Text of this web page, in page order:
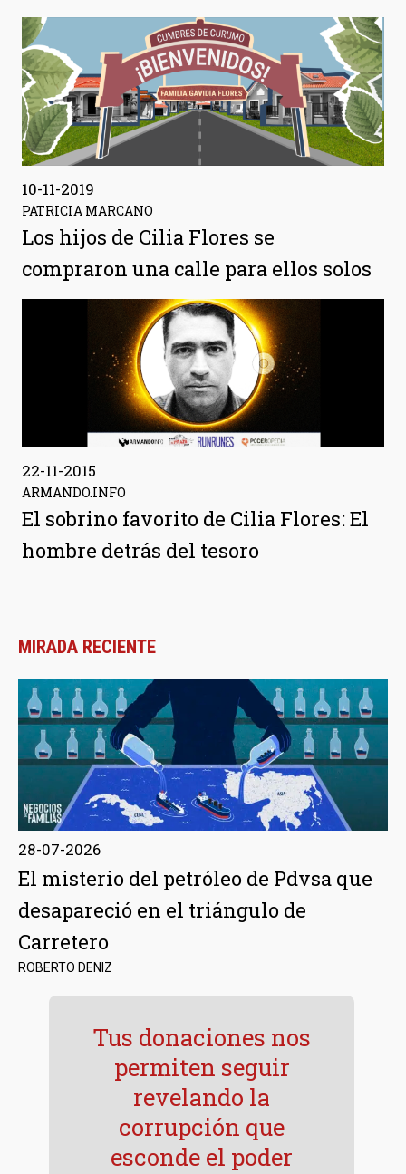
10-11-2019
PATRICIA MARCANO
Los hijos de Cilia Flores se
compraron una calle para ellos solos
22-11-2015
ARMANDO.INFO
El sobrino favorito de Cilia Flores: El
hombre detrás del tesoro
MIRADA RECIENTE
28-07-2026
El misterio del petróleo de Pdvsa que
desapareció en el triángulo de
Carretero
ROBERTO DENIZ
Tus donaciones nos
permiten seguir
revelando la
corrupción que
esconde el poder